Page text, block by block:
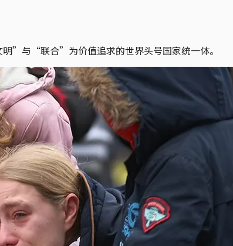
”与“联合”为价值追求的世界头号国家统一体。